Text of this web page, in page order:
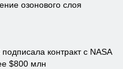
озонового слоя
контракт с NASA
$800 млн